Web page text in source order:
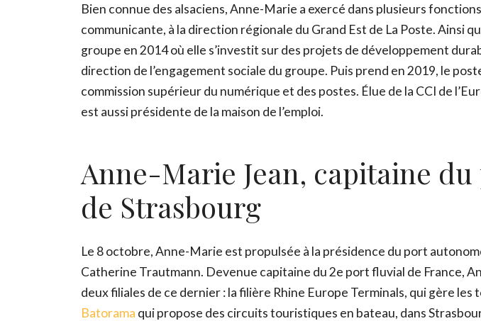
Prénom
Nom*
Bien connue des alsaciens, Anne-Marie a exercé dans plusieurs
communicante, à la direction régionale du Grand Est de La Poste. Ainsi
groupe en 2014 où elle s’investit sur des projets de développement
direction de l’engagement sociale du groupe. Puis prend en 2019, le
commission supérieur du numérique et des postes. Élue de la CCI de
est aussi présidente de la maison de l’emploi.
Anne-Marie Jean, capitaine
de Strasbourg
Le 8 octobre, Anne-Marie est propulsée à la présidence du port
Catherine Trautmann. Devenue capitaine du 2e port fluvial de France,
deux filiales de ce dernier : la filière Rhine Europe Terminals, qui gère
Batorama qui propose des circuits touristiques en bateau, dans